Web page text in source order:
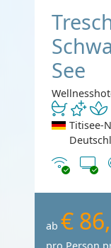
See
Titisee-
InternetTV
ab €